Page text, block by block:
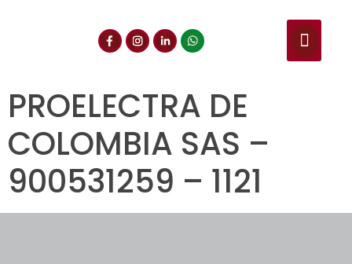
PROELECTRA DE
COLOMBIA SAS –
900531259 – 1121